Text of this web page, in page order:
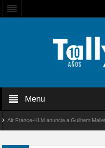
Menu
France-KLM anuncia a Guilhem Mallet